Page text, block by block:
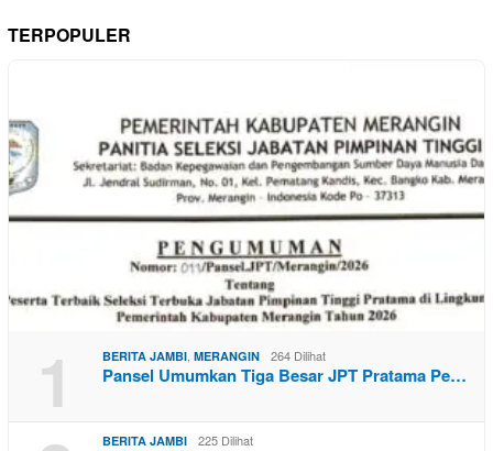
TERPOPULER
1 BERITA JAMBI, MERANGIN 264 Dilihat
Pansel Umumkan Tiga Besar JPT Pratama Pe…
BERITA JAMBI 225 Dilihat